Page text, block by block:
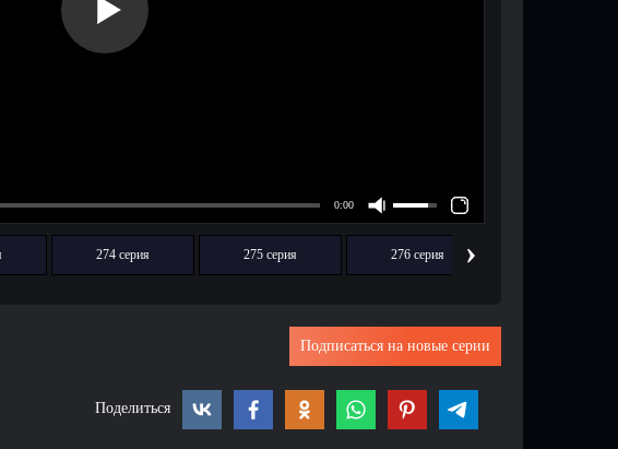
274 серия 275 серия 276 серия ›
Подписаться на новые серии
Поделиться